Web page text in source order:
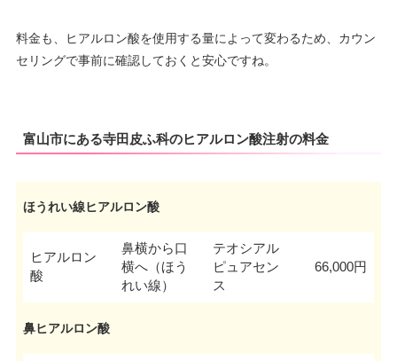
料金も、ヒアルロン酸を使用する量によって変わるため、カウン
セリングで事前に確認しておくと安心ですね。
富山市にある寺田皮ふ科のヒアルロン酸注射の料金
ほうれい線ヒアルロン酸
ヒアルロン
酸
鼻横から口
横へ（ほう
れい線）
テオシアル
ピュアセン
ス
66,000円
鼻ヒアルロン酸